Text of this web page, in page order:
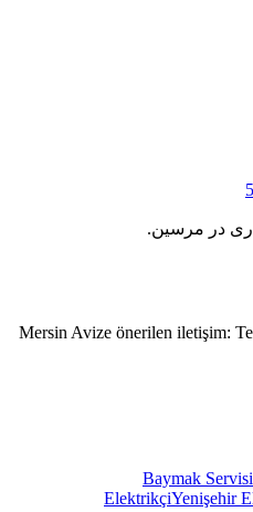
در مرسین.
Mersin Avize önerilen iletişim:
Baymak Servisi
ElektrikçiYenişehir